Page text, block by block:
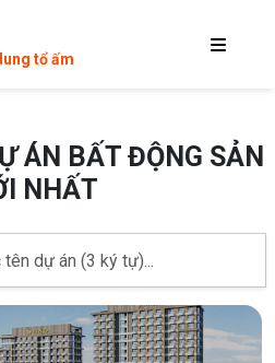
tổ ấm
ÁN BẤT ĐỘNG SẢN
NHẤT